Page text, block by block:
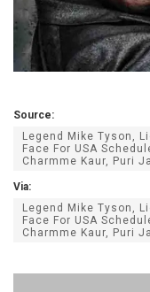
Source:
Legend Mike Tyson,
Face For USA
Charmme Kaur, Puri
Via:
Legend Mike Tyson,
Face For USA
Charmme Kaur, Puri